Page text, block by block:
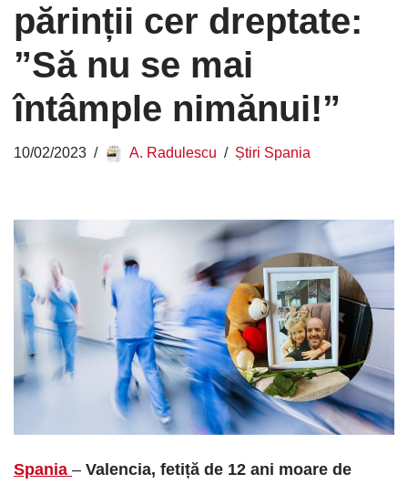
părinții cer dreptate:
”Să nu se mai
întâmple nimănui!”
10/02/2023 A. Radulescu Știri Spania
Spania – Valencia, fetiță de 12 ani moare de